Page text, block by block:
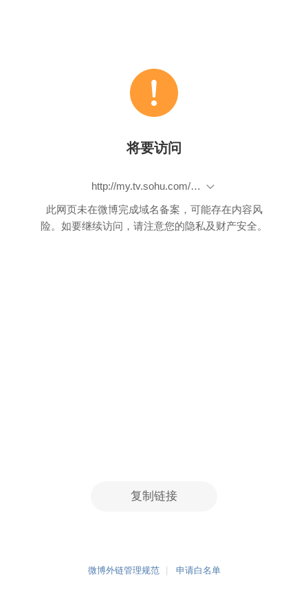
将要访问
http://my.tv.sohu.com/u/vw/7642427
此网页未在微博完成域名备案，可能存在内容风
险。如要继续访问，请注意您的隐私及财产安全。
复制链接
微博外链管理规范 申请白名单